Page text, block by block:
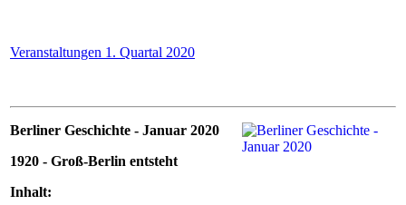
Veranstaltungen 1. Quartal 2020
Berliner Geschichte - Januar 2020
1920 - Groß-Berlin entsteht
Inhalt: